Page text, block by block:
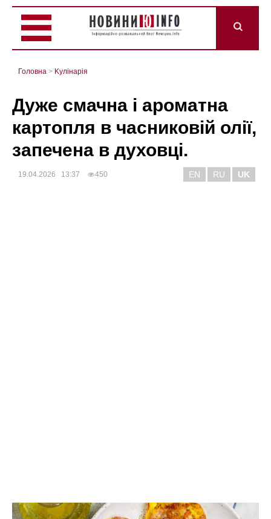
Головна > Kулінарія
Дуже смачна і ароматна
картопля в часниковій олії,
запечена в духовці.
19.04.2026 13:37 450 EN RU UK